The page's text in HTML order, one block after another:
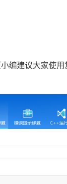
编建议大家使